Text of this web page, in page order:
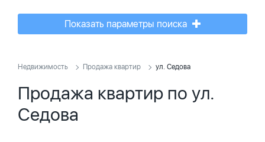
Показать параметры поиска
Недвижимость Продажа квартир ул. Седова
Продажа квартир по ул.
Седова